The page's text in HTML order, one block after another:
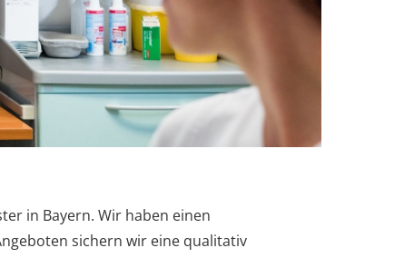
in Bayern. Wir haben einen
sichern wir eine qualitativ